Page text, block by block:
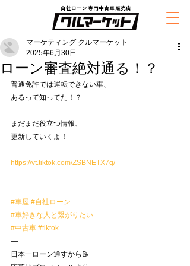
自社ローン専門中古車販売店
ローン審査絶対通る！？
マーケティング クルマーケット
2025年6月30日
普通免許では運転できない車、
あるって知ってた！？
まだまだ役立つ情報、
更新していくよ！
https://vt.tiktok.com/ZSBNETX7g/
——
#車屋 #自社ローン
#車好きな人と繋がりたい
#中古車 #tiktok
—
日本一ローン通すから📝